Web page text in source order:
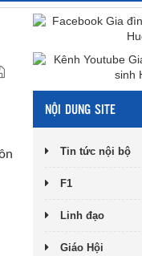
NỘI DUNG SITE
Tin tức nội bộ
F1
Linh đạo
Giáo Hội